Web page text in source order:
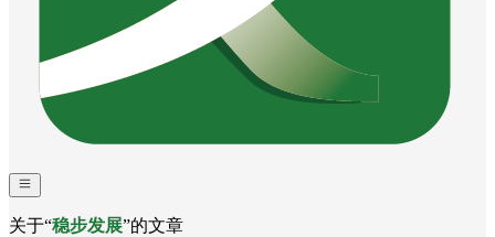
关于“稳步发展”的文章